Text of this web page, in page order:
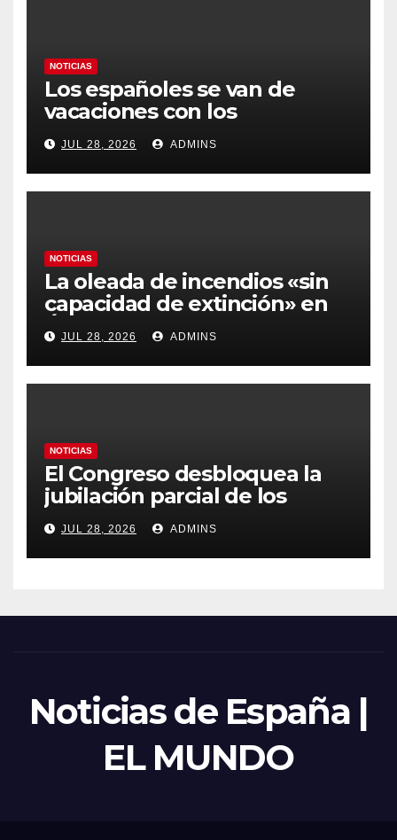
NOTICIAS
Los españoles se van de
vacaciones con los
carburantes hasta un 21%
más caros que el año pasado
y los hoteles disparados
JUL 28, 2026 ADMINS
NOTICIAS
La oleada de incendios «sin
capacidad de extinción» en
Ávila y al oeste de Madrid
obliga a declarar la
emergencia nacional
JUL 28, 2026 ADMINS
NOTICIAS
El Congreso desbloquea la
jubilación parcial de los
trabajadores laborales del
sector público
JUL 28, 2026 ADMINS
Noticias de España |
EL MUNDO